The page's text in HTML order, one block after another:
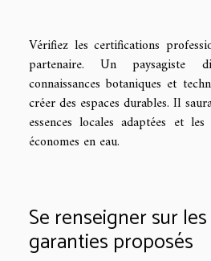
Vérifiez les certifications
partenaire. Un paysagiste
connaissances botaniques et
créer des espaces durables. Il
essences locales adaptées et
économes en eau.
Se renseigner sur
garanties proposés